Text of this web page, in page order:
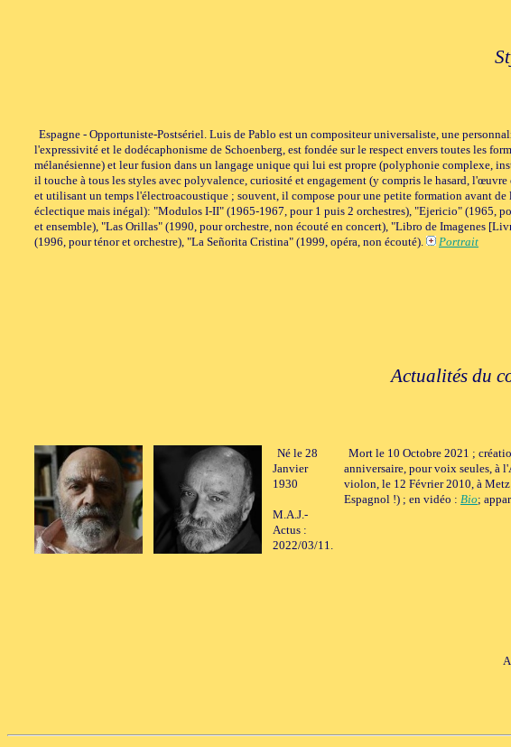
Espagne - Opportuniste-Postsériel. Luis de Pablo est un compositeur universaliste, une
l'expressivité et le dodécaphonisme de Schoenberg, est fondée sur le respect envers toutes les
mélanésienne) et leur fusion dans un langage unique qui lui est propre (polyphonie complexe,
il touche à tous les styles avec polyvalence, curiosité et engagement (y compris le hasard,
et utilisant un temps l'électroacoustique ; souvent, il compose pour une petite formation avant
éclectique mais inégal): "Modulos I-II" (1965-1967, pour 1 puis 2 orchestres), "Ejericio" (1965,
et ensemble), "Las Orillas" (1990, pour orchestre, non écouté en concert), "Libro de Imagenes
(1996, pour ténor et orchestre), "La Señorita Cristina" (1999, opéra, non écouté).
Portrait
Actualités du
Né le 28
Janvier
1930
M.A.J.-
Actus :
2022/03/11.
Mort le 10 Octobre 2021 ;
anniversaire, pour voix seules, à
violon, le 12 Février 2010, à Metz
Espagnol !) ; en vidéo : Bio;